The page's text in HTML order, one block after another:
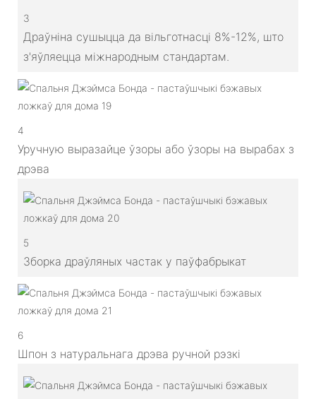
3
Драўніна сушыцца да вільготнасці 8%-12%, што
з'яўляецца міжнародным стандартам.
4
Уручную выразайце ўзоры або ўзоры на вырабах з
дрэва
5
Зборка драўляных частак у паўфабрыкат
6
Шпон з натуральнага дрэва ручной рэзкі